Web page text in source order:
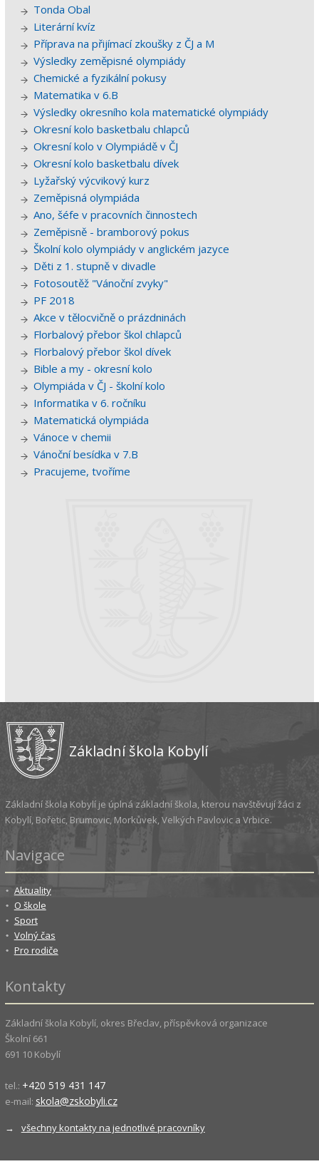
Tonda Obal
Literární kvíz
Příprava na přijímací zkoušky z ČJ a M
Výsledky zeměpisné olympiády
Chemické a fyzikální pokusy
Matematika v 6.B
Výsledky okresního kola matematické olympiády
Okresní kolo basketbalu chlapců
Okresní kolo v Olympiádě v ČJ
Okresní kolo basketbalu dívek
Lyžařský výcvikový kurz
Zeměpisná olympiáda
Ano, šéfe v pracovních činnostech
Zeměpisně - bramborový pokus
Školní kolo olympiády v anglickém jazyce
Děti z 1. stupně v divadle
Fotosoutěž "Vánoční zvyky"
PF 2018
Akce v tělocvičně o prázdninách
Florbalový přebor škol chlapců
Florbalový přebor škol dívek
Bible a my - okresní kolo
Olympiáda v ČJ - školní kolo
Informatika v 6. ročníku
Matematická olympiáda
Vánoce v chemii
Vánoční besídka v 7.B
Pracujeme, tvoříme
Základní škola Kobylí
Základní škola Kobylí je úplná základní škola, kterou navštěvují žáci z
Kobylí, Bořetic, Brumovic, Morkůvek, Velkých Pavlovic a Vrbice.
Navigace
Aktuality
O škole
Sport
Volný čas
Pro rodiče
Kontakty
Základní škola Kobylí, okres Břeclav, příspěvková organizace
Školní 661
691 10 Kobylí
tel.: +420 519 431 147
e-mail: skola@zskobyli.cz
→ všechny kontakty na jednotlivé pracovníky